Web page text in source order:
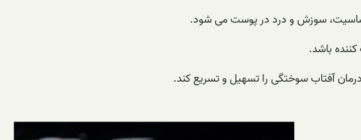
سوزش و درد در پوست می شود.
باشد.
آفتاب سوختگی را تسهیل و تسریع کند.